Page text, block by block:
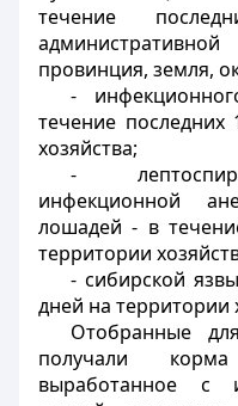
течение
провинция, земля,
-
течение
хозяйства;
-
инфекционной
лошадей - в
территории
- сибирской
дней на территории
Отобранные
получали
выработанное с